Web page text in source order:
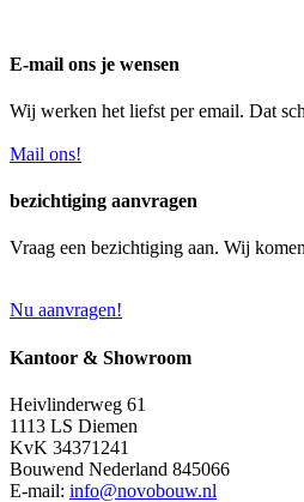
E-mail ons je wensen
Wij werken het liefst per email. Dat
Mail ons!
bezichtiging aanvragen
Vraag een bezichtiging aan. Wij
Nu aanvragen!
Kantoor & Showroom
Heivlinderweg 61
1113 LS Diemen
KvK 34371241
Bouwend Nederland 845066
E-mail: info@novobouw.nl